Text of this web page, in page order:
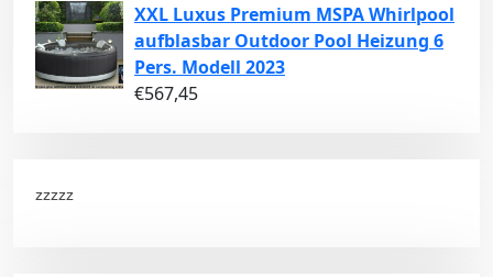
XXL Luxus Premium MSPA Whirlpool
aufblasbar Outdoor Pool Heizung 6
Pers. Modell 2023
€567,45
zzzzz